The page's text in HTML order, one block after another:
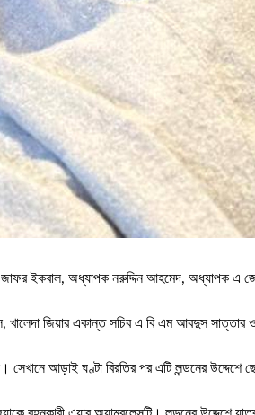
জাফর ইকবাল, অধ্যাপক নরুদ্দিন আহমেদ, অধ্যাপক
খালেদা জিয়ার একান্ত সচিব এ বি এম আবদুস
সেখানে আড়াই ঘণ্টা বিরতির পর এটি লন্ডনের উদ্দেশে